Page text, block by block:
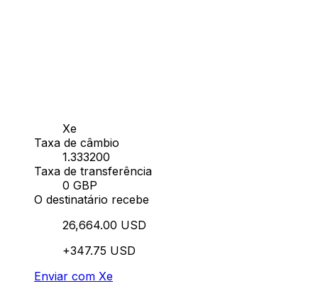
Xe
Taxa de câmbio
1.333200
Taxa de transferência
0 GBP
O destinatário recebe
26,664.00 USD
+347.75 USD
Enviar com Xe